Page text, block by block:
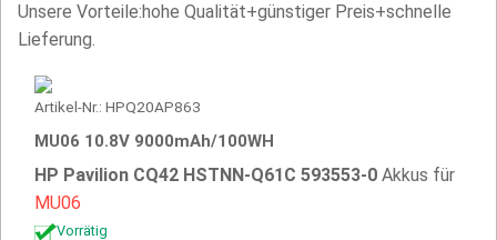
Unsere Vorteile:hohe Qualität+günstiger Preis+schnelle
Lieferung.
Artikel-Nr.: HPQ20AP863
MU06 10.8V 9000mAh/100WH
HP Pavilion CQ42 HSTNN-Q61C 593553-0 Akkus für
MU06
Vorrätig